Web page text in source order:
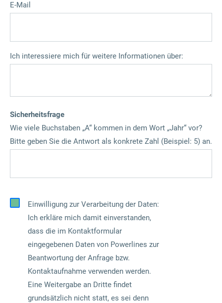
E-Mail
Ich interessiere mich für weitere Informationen über:
Sicherheitsfrage
Wie viele Buchstaben „A“ kommen in dem Wort „Jahr“ vor?
Bitte geben Sie die Antwort als konkrete Zahl (Beispiel: 5) an.
Einwilligung zur Verarbeitung der Daten:
Ich erkläre mich damit einverstanden,
dass die im Kontaktformular
eingegebenen Daten von Powerlines zur
Beantwortung der Anfrage bzw.
Kontaktaufnahme verwenden werden.
Eine Weitergabe an Dritte findet
grundsätzlich nicht statt, es sei denn